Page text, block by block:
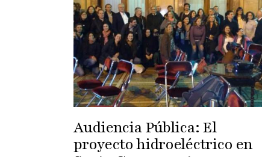
Audiencia Pública: El
proyecto hidroeléctrico en